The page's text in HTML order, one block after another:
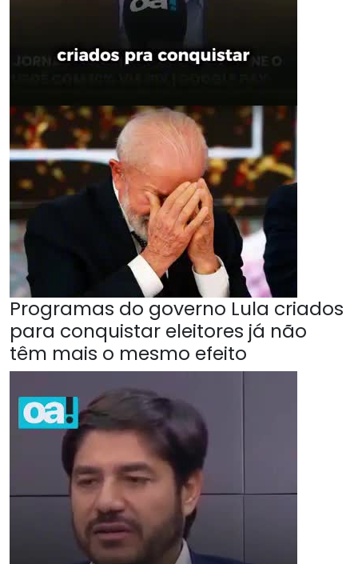
Programas do governo Lula criados
para conquistar eleitores já não
têm mais o mesmo efeito